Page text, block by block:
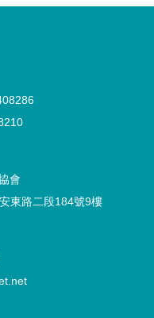
會
東路二段184號9樓